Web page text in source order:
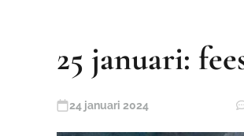
25 januari:
24 januari 2024